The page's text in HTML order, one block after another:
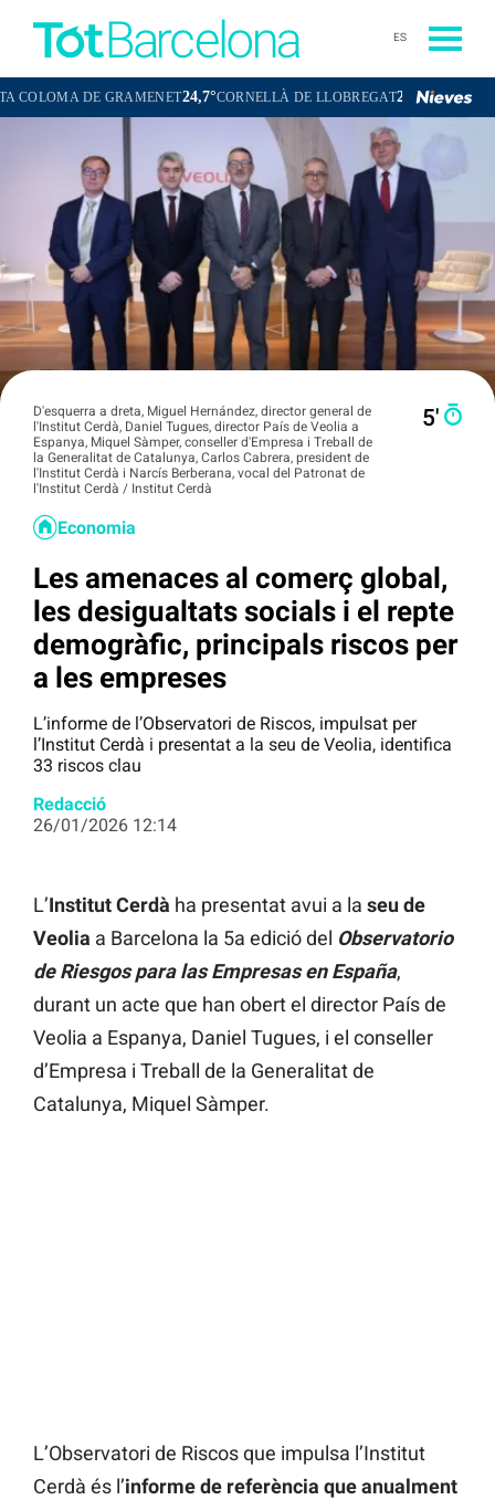
ES
DE GRAMENET24,7°CORNELLÀ DE LLOBREGAT23,4°SANT BOI DE
D'esquerra a dreta, Miguel Hernández, director general de
l'Institut Cerdà, Daniel Tugues, director País de Veolia a
Espanya, Miquel Sàmper, conseller d'Empresa i Treball de
la Generalitat de Catalunya, Carlos Cabrera, president de
l'Institut Cerdà i Narcís Berberana, vocal del Patronat de
l'Institut Cerdà / Institut Cerdà
5′
Economia
Les amenaces al comerç global,
les desigualtats socials i el repte
demogràfic, principals riscos per
a les empreses
L’informe de l’Observatori de Riscos, impulsat per
l’Institut Cerdà i presentat a la seu de Veolia, identifica
33 riscos clau
Redacció
26/01/2026 12:14
L’Institut Cerdà ha presentat avui a la seu de
Veolia a Barcelona la 5a edició del Observatorio
de Riesgos para las Empresas en España,
durant un acte que han obert el director País de
Veolia a Espanya, Daniel Tugues, i el conseller
d’Empresa i Treball de la Generalitat de
Catalunya, Miquel Sàmper.
L’Observatori de Riscos que impulsa l’Institut
Cerdà és l’informe de referència que anualment